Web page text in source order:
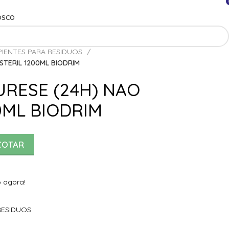
PARA RESIDUOS
1200ML BIODRIM
(24H) NAO
BIODRIM
agora!